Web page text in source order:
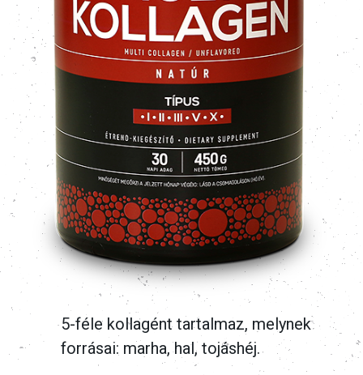
5-féle kollagént tartalmaz, melynek
forrásai: marha, hal, tojáshéj.